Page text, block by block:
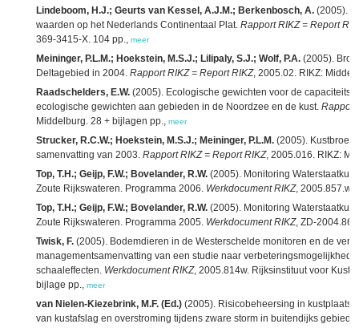
Lindeboom, H.J.; Geurts van Kessel, A.J.M.; Berkenbosch, A. (2005).
waarden op het Nederlands Continentaal Plat. Rapport RIKZ = Report
369-3415-X. 104 pp., meer
Meininger, P.L.M.; Hoekstein, M.S.J.; Lilipaly, S.J.; Wolf, P.A. (2005).
Deltagebied in 2004. Rapport RIKZ = Report RIKZ, 2005.02. RIKZ:
Raadschelders, E.W. (2005). Ecologische gewichten voor de
ecologische gewichten aan gebieden in de Noordzee en de kust. Rapport
Middelburg. 28 + bijlagen pp., meer
Strucker, R.C.W.; Hoekstein, M.S.J.; Meininger, P.L.M. (2005).
samenvatting van 2003. Rapport RIKZ = Report RIKZ, 2005.016. RIKZ:
Top, T.H.; Geijp, F.W.; Bovelander, R.W. (2005). Monitoring
Zoute Rijkswateren. Programma 2006. Werkdocument RIKZ, 2005.857.w.
Top, T.H.; Geijp, F.W.; Bovelander, R.W. (2005). Monitoring
Zoute Rijkswateren. Programma 2005. Werkdocument RIKZ, ZD-
Twisk, F. (2005). Bodemdieren in de Westerschelde monitoren en de
managementsamenvatting van een studie naar
schaaleffecten. Werkdocument RIKZ, 2005.814w. Rijksinstituut voor Kust
bijlage pp., meer
van Nielen-Kiezebrink, M.F. (Ed.) (2005). Risicobeheersing in
van kustafslag en overstroming tijdens zware storm in buitendijks gebied.